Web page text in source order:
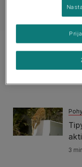
Zobrazené 2 z 2
3